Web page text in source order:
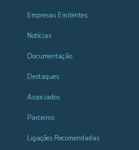
Empresas Emitentes
Notícias
Documentação
Destaques
Associados
Parceiros
Ligações Recomendadas